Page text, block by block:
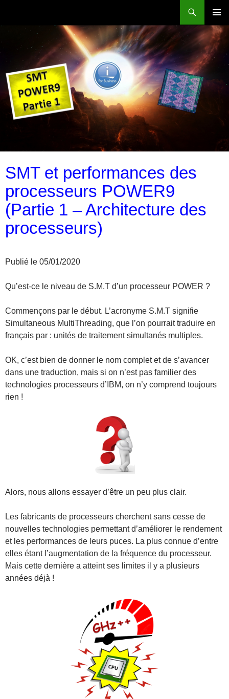
contenu
MENU
SMT et performances des
processeurs POWER9
(Partie 1 – Architecture des
processeurs)
Publié le 05/01/2020
Qu’est-ce le niveau de S.M.T d’un processeur POWER ?
Commençons par le début. L’acronyme S.M.T signifie
Simultaneous MultiThreading, que l’on pourrait traduire en
français par : unités de traitement simultanés multiples.
OK, c’est bien de donner le nom complet et de s’avancer
dans une traduction, mais si on n’est pas familier des
technologies processeurs d’IBM, on n’y comprend toujours
rien !
Alors, nous allons essayer d’être un peu plus clair.
Les fabricants de processeurs cherchent sans cesse de
nouvelles technologies permettant d’améliorer le rendement
et les performances de leurs puces. La plus connue d’entre
elles étant l’augmentation de la fréquence du processeur.
Mais cette dernière a atteint ses limites il y a plusieurs
années déjà !